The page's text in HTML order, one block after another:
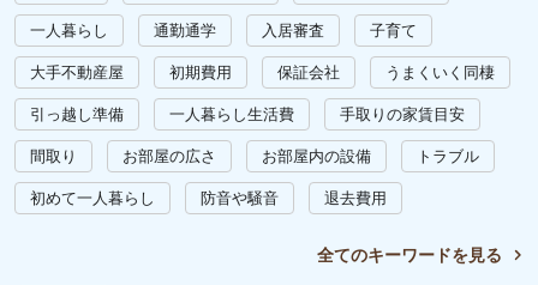
一人暮らし 通勤通学 入居審査 子育て
大手不動産屋 初期費用 保証会社 うまくいく同棲
引っ越し準備 一人暮らし生活費 手取りの家賃目安
間取り お部屋の広さ お部屋内の設備 トラブル
初めて一人暮らし 防音や騒音 退去費用
全てのキーワードを見る